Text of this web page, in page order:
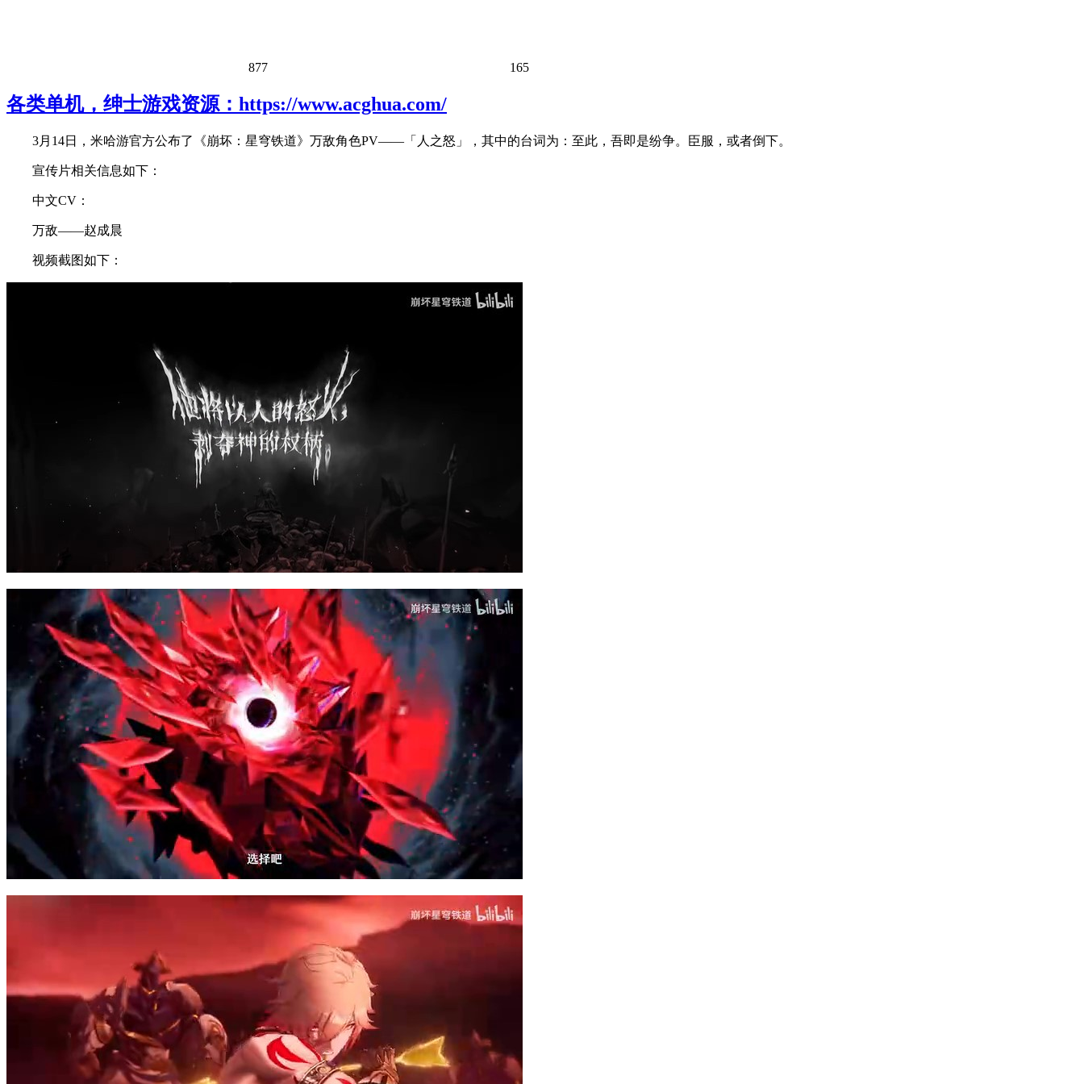
877 165
各类单机，绅士游戏资源：https://www.acghua.com/
3月14日，米哈游官方公布了《崩坏：星穹铁道》万敌角色PV——「人之怒」，其中的台词为：至此，吾即是纷争。臣服，或者倒下。
宣传片相关信息如下：
中文CV：
万敌——赵成晨
视频截图如下：